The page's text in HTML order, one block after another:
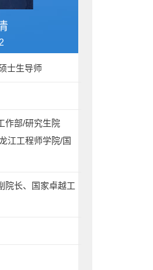
生导师
作部/研究生院
江工程师学院/国
院长、国家卓越工